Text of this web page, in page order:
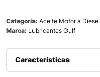
Categoría: Aceite Motor a Diesel
Marca: Lubricantes Gulf
Características